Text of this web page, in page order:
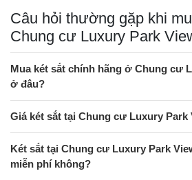
Câu hỏi thường gặp khi
Chung cư Luxury Park
Mua két sắt chính hãng ở Chung cư
ở đâu?
Giá két sắt tại Chung cư Luxury Park
Két sắt tại Chung cư Luxury Park
miễn phí không?